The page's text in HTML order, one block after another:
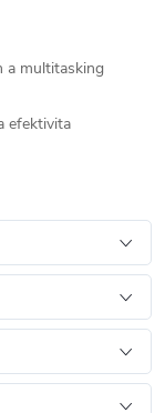
a multitasking
efektivita